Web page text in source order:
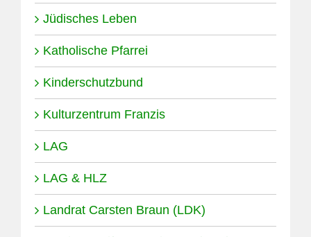
Jüdisches Leben
Katholische Pfarrei
Kinderschutzbund
Kulturzentrum Franzis
LAG
LAG & HLZ
Landrat Carsten Braun (LDK)